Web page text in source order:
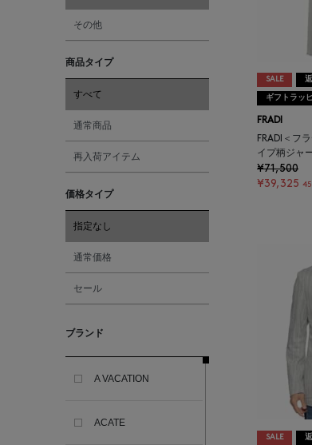
その他
商品タイプ
すべて
通常商品
再入荷アイテム
価格タイプ
指定なし
通常価格
セール
ブランド
A VACATION
ACATE
SALE
ギフトラッ
FRADI
FRADI＜フ
イプ柄ジャ
¥71,500
¥39,325
SALE